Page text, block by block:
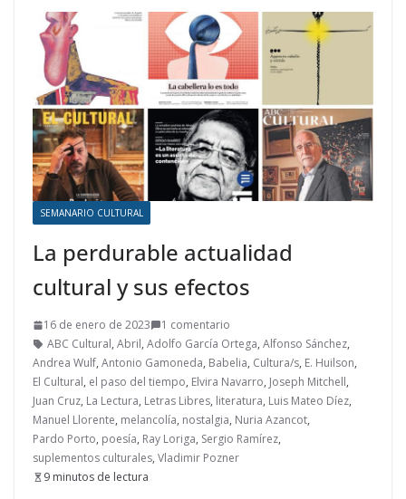
SEMANARIO CULTURAL
La perdurable actualidad
cultural y sus efectos
16 de enero de 2023
1 comentario
ABC Cultural, Abril, Adolfo García Ortega, Alfonso Sánchez,
Andrea Wulf, Antonio Gamoneda, Babelia, Cultura/s, E. Huilson,
El Cultural, el paso del tiempo, Elvira Navarro, Joseph Mitchell,
Juan Cruz, La Lectura, Letras Libres, literatura, Luis Mateo Díez,
Manuel Llorente, melancolía, nostalgia, Nuria Azancot,
Pardo Porto, poesía, Ray Loriga, Sergio Ramírez,
suplementos culturales, Vladimir Pozner
9 minutos de lectura